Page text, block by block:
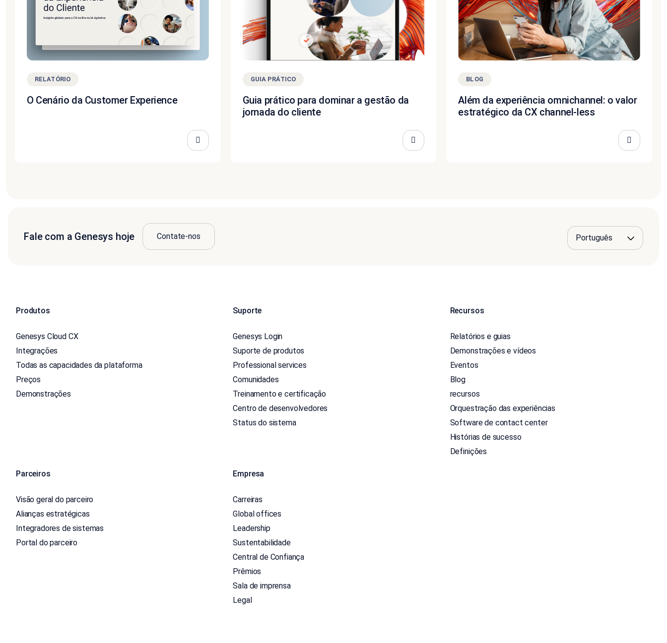
RELATÓRIO
O Cenário da Customer Experience
GUIA PRÁTICO
Guia prático para dominar a gestão da
jornada do cliente
BLOG
Além da experiência omnichannel: o valor
estratégico da CX channel-less
Fale com a Genesys hoje Contate-nos
Produtos
Genesys Cloud CX
Integrações
Todas as capacidades da plataforma
Preços
Demonstrações
Suporte
Genesys Login
Suporte de produtos
Professional services
Comunidades
Treinamento e certificação
Centro de desenvolvedores
Status do sistema
Recursos
Relatórios e guias
Demonstrações e vídeos
Eventos
Blog
recursos
Orquestração das experiências
Software de contact center
Histórias de sucesso
Definições
Parceiros
Visão geral do parceiro
Alianças estratégicas
Integradores de sistemas
Portal do parceiro
Empresa
Carreiras
Global offices
Leadership
Sustentabilidade
Central de Confiança
Prêmios
Sala de imprensa
Legal